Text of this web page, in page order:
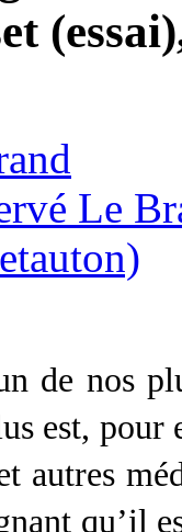
de nos
est,
autres
qu’il